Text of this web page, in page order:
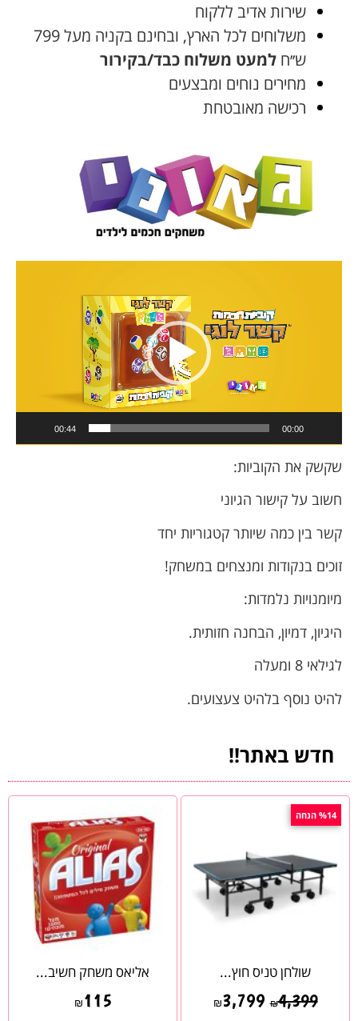
שירות אדיב ללקוח
משלוחים לכל הארץ, ובחינם בקניה מעל 799
ש׳׳ח למעט משלוח כבד/בקירור
מחירים נוחים ומבצעים
רכישה מאובטחת
00:00
00:44
שקשק את הקוביות:
חשוב על קישור הגיוני
קשר בין כמה שיותר קטגוריות יחד
זוכים בנקודות ומנצחים במשחק!
מיומנויות נלמדות:
היגיון, דמיון, הבחנה חזותית.
לגילאי 8 ומעלה
להיט נוסף בלהיט צעצועים.
חדש באתר!!
%14 הנחה
שולחן טניס חוץ...
₪4,399
₪3,799
אליאס משחק חשיב...
₪ 115